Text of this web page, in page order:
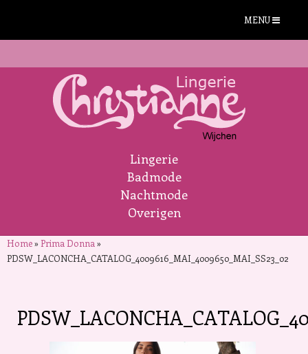
MENU
Lingerie
Badmode
Nachtmode
Overigen
Home»Prima Donna »
PDSW_LACONCHA_CATALOG_4009616_MAI_4009650_MAI_SS23_02